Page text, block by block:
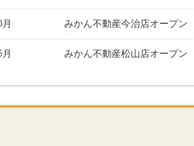
みかん不動産今治店オープン
みかん不動産松山店オープン